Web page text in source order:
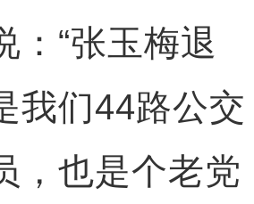
：“张玉梅退
我们44路公交
，也是个老党